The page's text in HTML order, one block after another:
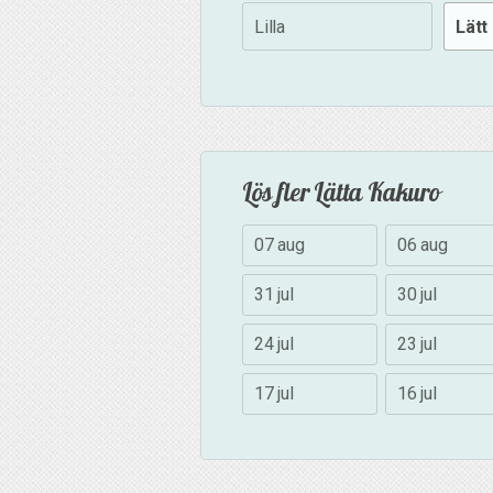
Lilla Lätt
Lös fler Lätta Kakuro
07 aug 06 aug
31 jul 30 jul
24 jul 23 jul
17 jul 16 jul